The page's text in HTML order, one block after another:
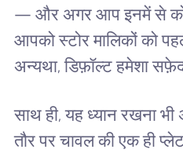
— और अगर आप इनमें से
आपको स्टोर मालिकों को
अन्यथा, डिफ़ॉल्ट हमेशा सफ़ेद
साथ ही, यह ध्यान रखना
तौर पर चावल की एक ही